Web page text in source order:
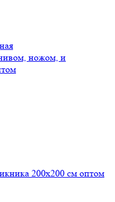
ножом, и
200х200 см оптом